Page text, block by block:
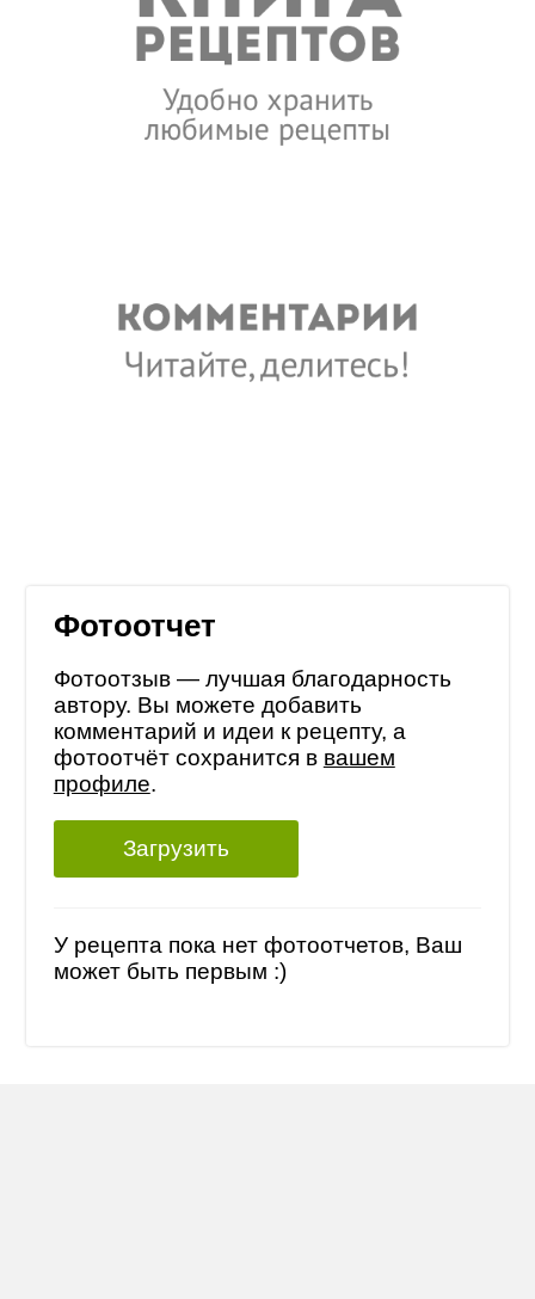
Фотоотчет
Фотоотзыв — лучшая благодарность
автору. Вы можете добавить
комментарий и идеи к рецепту, а
фотоотчёт сохранится в вашем
профиле.
Загрузить
У рецепта пока нет фотоотчетов, Ваш
может быть первым :)